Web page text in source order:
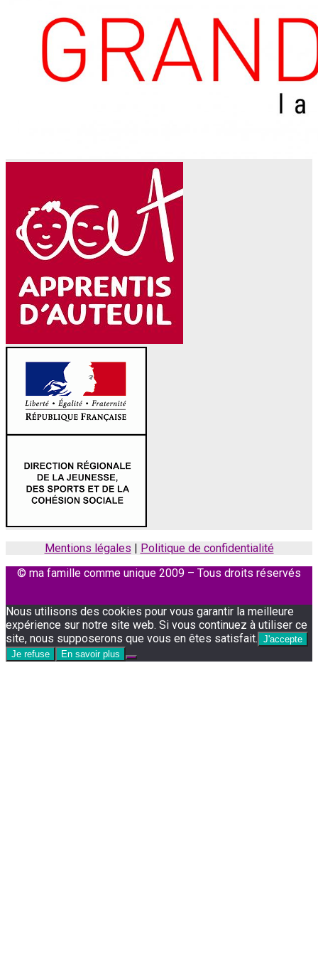
Mentions légales | Politique de confidentialité
© ma famille comme unique 2009 – Tous droits réservés
Nous utilisons des cookies pour vous garantir la meilleure
expérience sur notre site web. Si vous continuez à utiliser ce
site, nous supposerons que vous en êtes satisfait. J'accepte
Je refuse
En savoir plus